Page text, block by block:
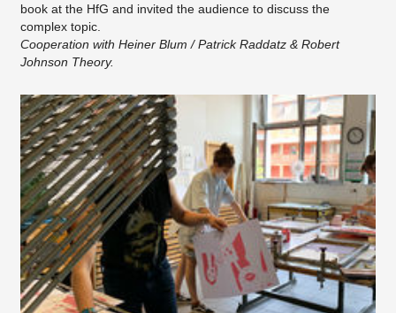
book at the HfG and invited the audience to discuss the
complex topic.
Cooperation with Heiner Blum / Patrick Raddatz & Robert
Johnson Theory.